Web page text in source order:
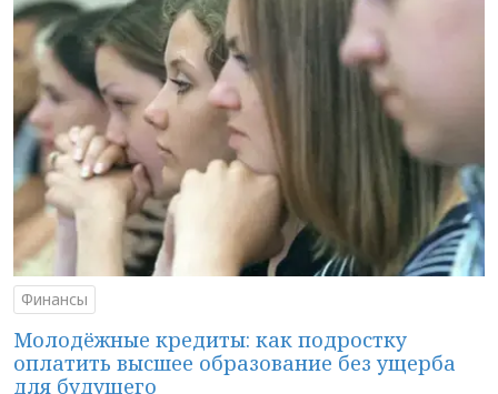
Финансы
Молодёжные кредиты: как подростку
оплатить высшее образование без ущерба
для будущего